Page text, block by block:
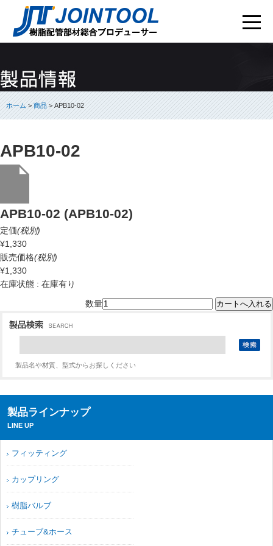
ホーム>商品> APB10-02
APB10-02
APB10-02 (APB10-02)
定価(税別)
¥1,330
販売価格(税別)
¥1,330
在庫状態 : 在庫有り
数量
製品名や材質、型式からお探しください
製品ラインナップ
LINE UP
フィッティング
カップリング
樹脂バルブ
チューブ&ホース